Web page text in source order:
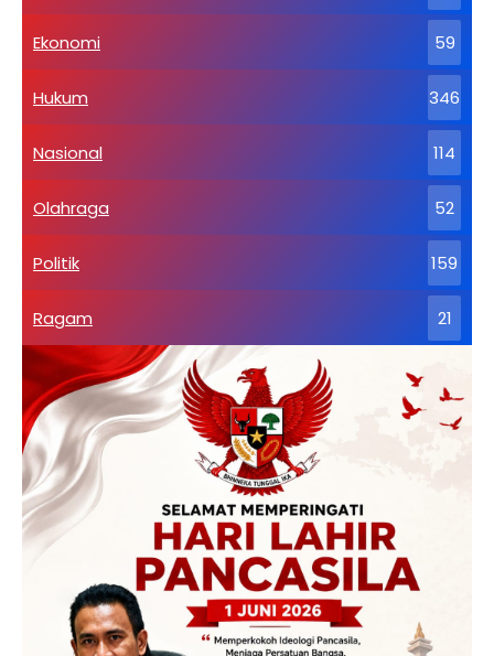
Ekonomi 59
Hukum 346
Nasional 114
Olahraga 52
Politik 159
Ragam 21